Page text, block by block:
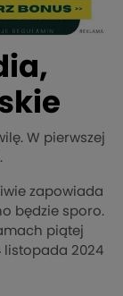
W pierwszej
zapowiada
będzie sporo.
piątej
listopada 2024